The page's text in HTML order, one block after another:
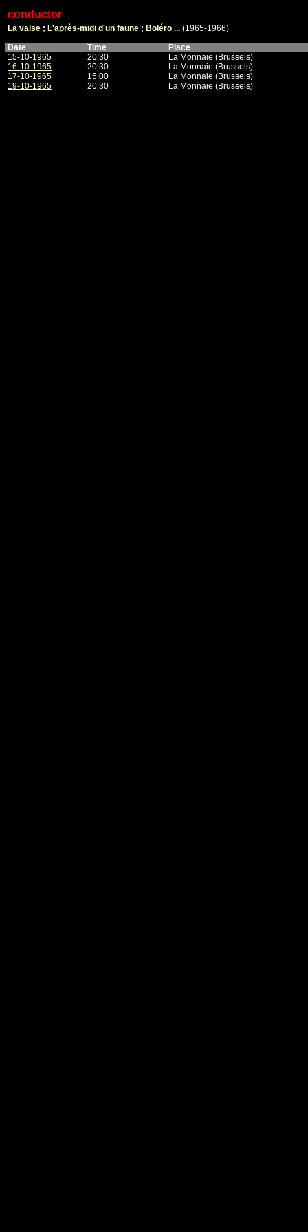
conductor
La valse ; L'après-midi d'un faune ; Boléro ... (1965-1966)
Date
Time
Place
15-10-1965
20:30
La Monnaie (Brussels)
16-10-1965
20:30
La Monnaie (Brussels)
17-10-1965
15:00
La Monnaie (Brussels)
19-10-1965
20:30 La Monnaie (Brussels)